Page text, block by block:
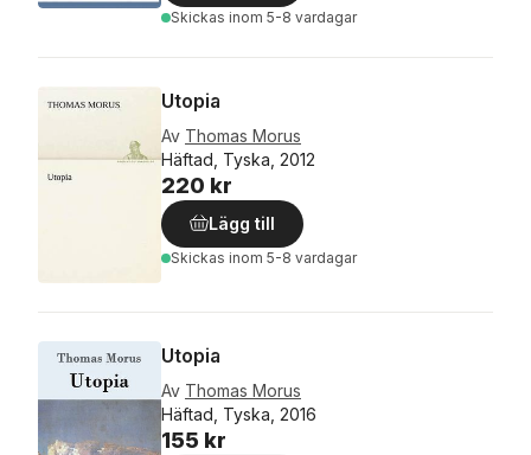
Skickas inom 5-8 vardagar
Utopia
Av Thomas Morus
Häftad, Tyska, 2012
220 kr
Lägg till
Skickas inom 5-8 vardagar
Utopia
Av Thomas Morus
Häftad, Tyska, 2016
155 kr